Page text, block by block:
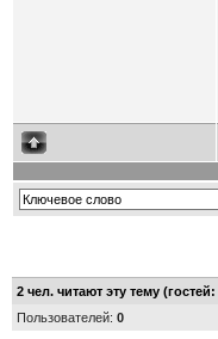
2чел. читают эту тему
Пользователей: 0